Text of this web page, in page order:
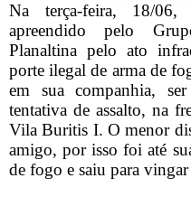
Na terça-feira, 18/
apreendido pelo
Planaltina pelo ato
porte ilegal de arma de
em sua companhia,
tentativa de assalto, na
Vila Buritis I. O menor
amigo, por isso foi até
de fogo e saiu para